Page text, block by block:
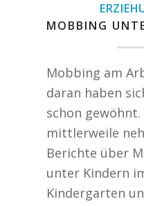
MOBBING
Mobbing am
daran haben
schon gewöhnt.
mittlerweile
Berichte über
unter Kindern
Kindergarten